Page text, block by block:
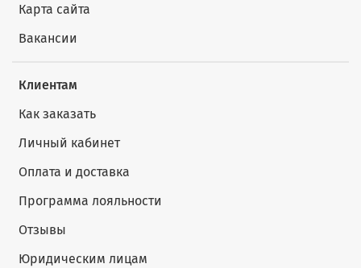
Карта сайта
Вакансии
Клиентам
Как заказать
Личный кабинет
Оплата и доставка
Программа лояльности
Отзывы
Юридическим лицам